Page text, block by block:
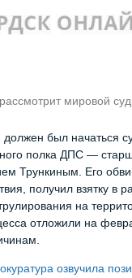
мировой
был начаться
полка ДПС —
Трункиным. Его
получил взятку в
на
отложили на
озвучила